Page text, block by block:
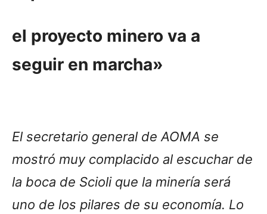
el proyecto minero va a
seguir en marcha»
El secretario general de AOMA se
mostró muy complacido al escuchar de
la boca de Scioli que la minería será
uno de los pilares de su economía. Lo